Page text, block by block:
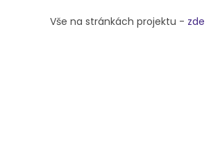
Vše na stránkách projektu - zde